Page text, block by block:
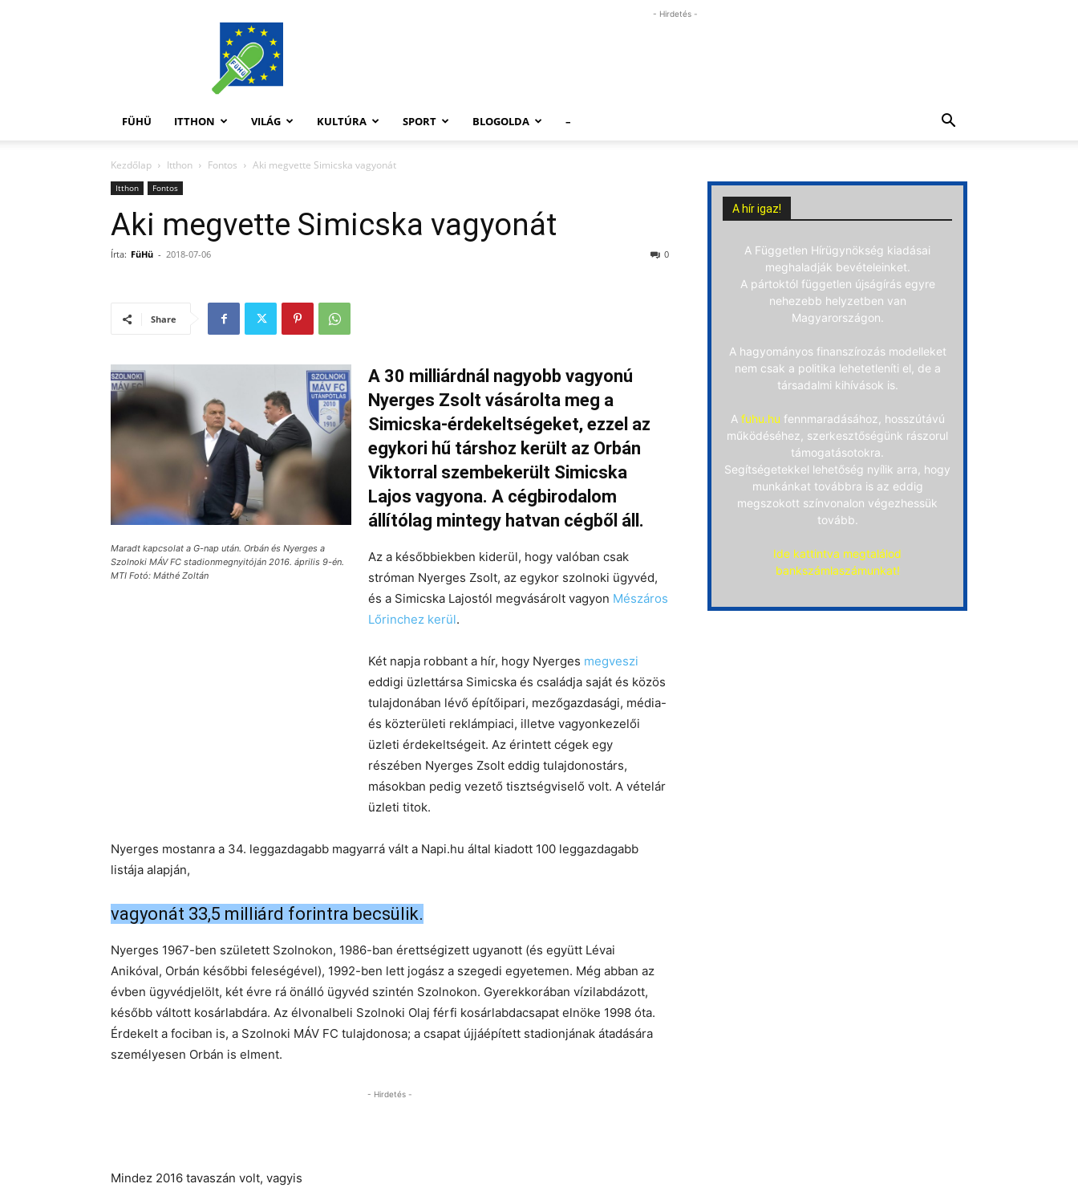
FüHü
- Hirdetés -
FÜHÜ ITTHON VILÁG KULTÚRA SPORT BLOGOLDA –
Kezdőlap Itthon Fontos Aki megvette Simicska vagyonát
Itthon Fontos
Aki megvette Simicska vagyonát
Írta: FüHü - 2018-07-06 0
Share
Maradt kapcsolat a G-nap után. Orbán és Nyerges a
Szolnoki MÁV FC stadionmegnyitóján 2016. április 9-én.
MTI Fotó: Máthé Zoltán
A 30 milliárdnál nagyobb vagyonú
Nyerges Zsolt vásárolta meg a
Simicska-érdekeltségeket, ezzel az
egykori hű társhoz került az Orbán
Viktorral szembekerült Simicska
Lajos vagyona. A cégbirodalom
állítólag mintegy hatvan cégből áll.
Az a későbbiekben kiderül, hogy valóban csak
stróman Nyerges Zsolt, az egykor szolnoki ügyvéd,
és a Simicska Lajostól megvásárolt vagyon Mészáros
Lőrinchez kerül.
Két napja robbant a hír, hogy Nyerges megveszi
eddigi üzlettársa Simicska és családja saját és közös
tulajdonában lévő építőipari, mezőgazdasági, média-
és közterületi reklámpiaci, illetve vagyonkezelői
üzleti érdekeltségeit. Az érintett cégek egy
részében Nyerges Zsolt eddig tulajdonostárs,
másokban pedig vezető tisztségviselő volt. A vételár
üzleti titok.
Nyerges mostanra a 34. leggazdagabb magyarrá vált a Napi.hu által kiadott 100 leggazdagabb
listája alapján,
vagyonát 33,5 milliárd forintra becsülik.
Nyerges 1967-ben született Szolnokon, 1986-ban érettségizett ugyanott (és együtt Lévai
Anikóval, Orbán későbbi feleségével), 1992-ben lett jogász a szegedi egyetemen. Még abban az
évben ügyvédjelölt, két évre rá önálló ügyvéd szintén Szolnokon. Gyerekkorában vízilabdázott,
később váltott kosárlabdára. Az élvonalbeli Szolnoki Olaj férfi kosárlabdacsapat elnöke 1998 óta.
Érdekelt a fociban is, a Szolnoki MÁV FC tulajdonosa; a csapat újjáépített stadionjának átadására
személyesen Orbán is elment.
- Hirdetés -
Mindez 2016 tavaszán volt, vagyis
A hír igaz!
A Független Hírügynökség kiadásai
meghaladják bevételeinket.
A pártoktól független újságírás egyre
nehezebb helyzetben van
Magyarországon.
A hagyományos finanszírozás modelleket
nem csak a politika lehetetleníti el, de a
társadalmi kihívások is.
A fuhu.hu fennmaradásához, hosszútávú
működéséhez, szerkesztőségünk rászorul
támogatásotokra.
Segítségetekkel lehetőség nyílik arra, hogy
munkánkat továbbra is az eddig
megszokott színvonalon végezhessük
tovább.
Ide kattintva megtalálod
bankszámlaszámunkat!